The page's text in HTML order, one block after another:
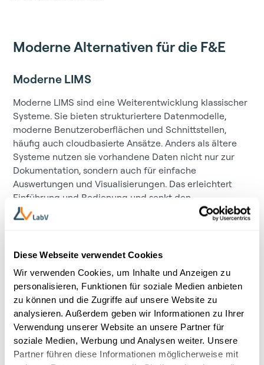
Diese Webseite verwendet Cookies
Wir verwenden Cookies, um Inhalte und Anzeigen zu
personalisieren, Funktionen für soziale Medien anbieten
zu können und die Zugriffe auf unsere Website zu
analysieren. Außerdem geben wir Informationen zu Ihrer
Verwendung unserer Website an unsere Partner für
soziale Medien, Werbung und Analysen weiter. Unsere
Partner führen diese Informationen möglicherweise mit
Moderne Alternativen für die F&E
Moderne LIMS
Moderne LIMS sind eine Weiterentwicklung klassischer
Systeme. Sie bieten strukturiertere Datenmodelle,
moderne Benutzeroberflächen und Schnittstellen,
häufig auch cloudbasierte Ansätze. Anders als ältere
Systeme nutzen sie vorhandene Daten nicht nur zur
Dokumentation, sondern auch für einfache
Auswertungen und Visualisierungen. Das erleichtert
Einführung und Bedienung und senkt den
Pflegeaufwand.
vor auf klar definierte Abläufe in der Qualitätskontrolle
zugeschnitten. Für die F&E, wo Versuche iterativ
verlaufen, Daten flexibel verknüpft und in neuen
Kontexten wiederverwendet werden müssen, sind auch
moderne LIMS nur eingeschränkt geeignet. Sie
verwalten zuverlässig, aber sie treiben Forschung und
Entwicklung nicht aktiv voran.